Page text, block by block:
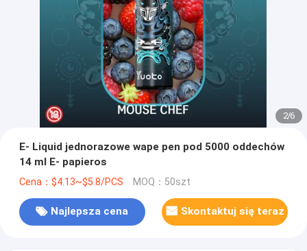
2/6
E- Liquid jednorazowe wape pen pod 5000 oddechów
14 ml E- papieros
Cena：$4.13~$5.8/PCS MOQ：50szt
Najlepsza cena Skontaktuj się teraz